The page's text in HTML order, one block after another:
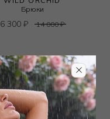
Брюки
6 300 ₽ 14 000₽